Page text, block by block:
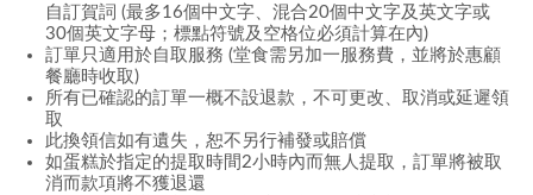
自訂賀詞 (最多16個中文字、混合20個中文字及英文字或
30個英文字母；標點符號及空格位必須計算在內)
訂單只適用於自取服務 (堂食需另加一服務費，並將於惠顧
餐廳時收取)
所有已確認的訂單一概不設退款，不可更改、取消或延遲領
取
此換領信如有遺失，恕不另行補發或賠償
如蛋糕於指定的提取時間2小時內而無人提取，訂單將被取
消而款項將不獲退還